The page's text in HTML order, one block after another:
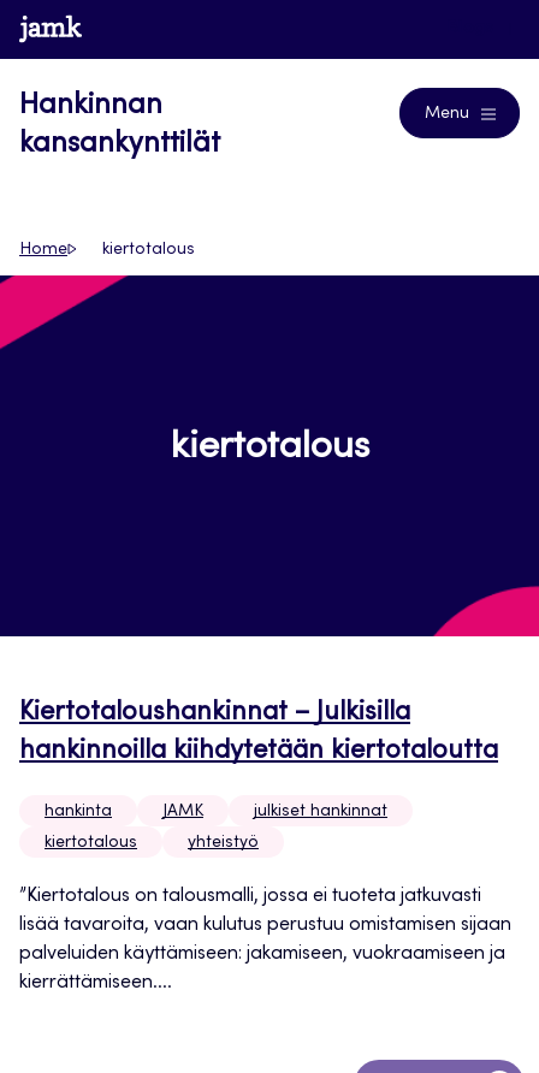
Siirry
suoraan
www.jamk.fi
Hankinnan
kansankynttilät
Menu
Home kiertotalous
kiertotalous
Kiertotaloushankinnat – Julkisilla
hankinnoilla kiihdytetään kiertotaloutta
hankinta JAMK
julkiset hankinnat
kiertotalous
yhteistyö
”Kiertotalous on talousmalli, jossa ei tuoteta jatkuvasti
lisää tavaroita, vaan kulutus perustuu omistamisen sijaan
palveluiden käyttämiseen: jakamiseen, vuokraamiseen ja
kierrättämiseen....